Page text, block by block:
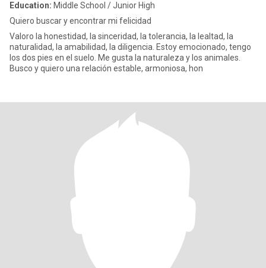
Education: Middle School / Junior High
Quiero buscar y encontrar mi felicidad
Valoro la honestidad, la sinceridad, la tolerancia, la lealtad, la
naturalidad, la amabilidad, la diligencia. Estoy emocionado, tengo
los dos pies en el suelo. Me gusta la naturaleza y los animales.
Busco y quiero una relación estable, armoniosa, hon